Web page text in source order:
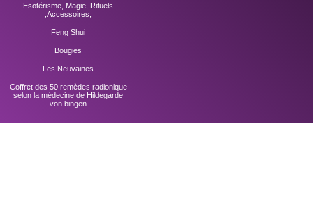
Esotérisme, Magie, Rituels
,Accessoires,
Feng Shui
Bougies
Les Neuvaines
Coffret des 50 remèdes radionique
selon la médecine de Hildegarde
von bingen